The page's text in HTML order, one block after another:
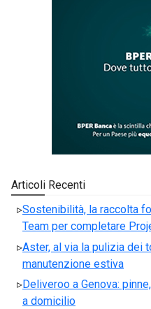
Articoli Recenti
Sostenibilità, la raccolta
Team per completare
Aster, al via la pulizia dei
manutenzione estiva
Deliveroo a Genova:
a domicilio